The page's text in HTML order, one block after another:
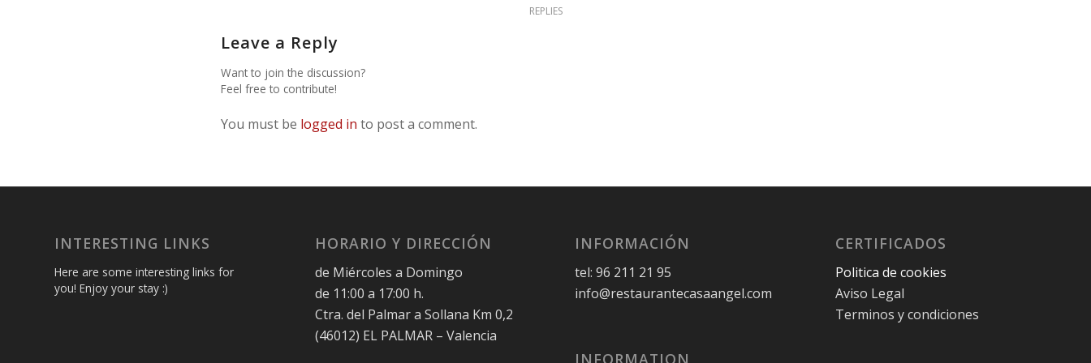
REPLIES
Leave a Reply
Want to join the discussion?
Feel free to contribute!
You must be logged in to post a comment.
INTERESTING LINKS
Here are some interesting links for
you! Enjoy your stay :)
HORARIO Y DIRECCIÓN
de Miércoles a Domingo
de 11:00 a 17:00 h.
Ctra. del Palmar a Sollana Km 0,2
(46012) EL PALMAR – Valencia
INFORMACIÓN
tel: 96 211 21 95
info@restaurantecasaangel.com
INFORMATION
CERTIFICADOS
Politica de cookies
Aviso Legal
Terminos y condiciones